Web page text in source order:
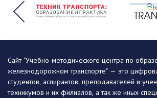
Сайт "Учебно-методического центра по
железнодорожном транспорте" — это
студентов, аспирантов, преподавателей и
техникумов и их филиалов, а так же иных